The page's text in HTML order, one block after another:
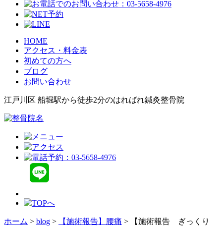
HOME
アクセス・料金表
初めての方へ
ブログ
お問い合わせ
江戸川区 船堀駅から徒歩2分のはればれ鍼灸整骨院
ホーム > blog > 【施術報告】腰痛 >
【施術報告 ぎっくり